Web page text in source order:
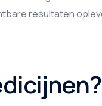
resultaten